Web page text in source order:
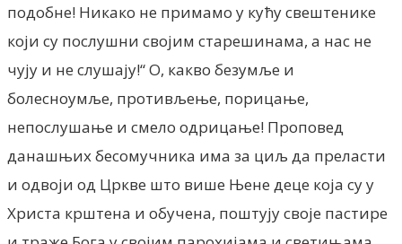
подобне! Никако не примамо у кућу свештенике
који су послушни својим старешинама, а нас не
чују и не слушају!“ О, какво безумље и
болесноумље, противљење, порицање,
непослушање и смело одрицање! Проповед
данашњих бесомучника има за циљ да преласти
и одвоји од Цркве што више Њене деце која су у
Христа крштена и обучена, поштују своје пастире